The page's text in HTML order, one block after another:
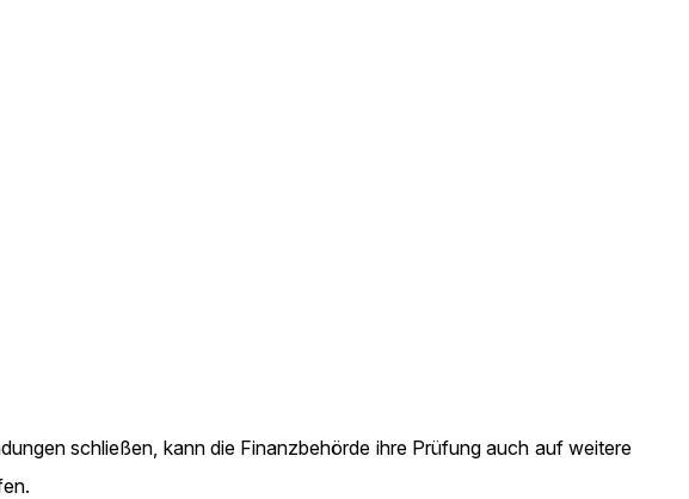
schließen, kann die Finanzbehörde ihre Prüfung auch auf weitere